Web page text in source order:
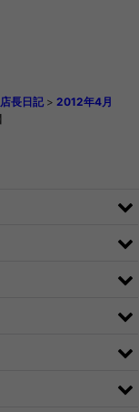
長日記 > 2012年4月